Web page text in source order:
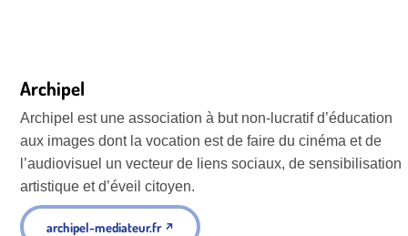
Archipel
Archipel est une association à but non-lucratif d’éducation
aux images dont la vocation est de faire du cinéma et de
l’audiovisuel un vecteur de liens sociaux, de sensibilisation
artistique et d’éveil citoyen.
archipel-mediateur.fr ↗